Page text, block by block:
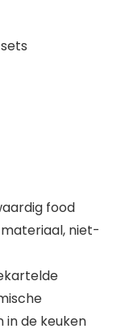
food
niet-
in de keuken